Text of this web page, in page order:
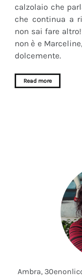
calzolaio che
che continua a
non sai fare
non è e
dolcemente.
Read more
Ambra,